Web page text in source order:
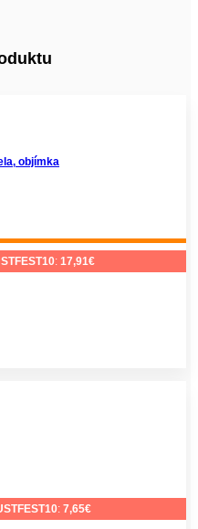
objímka
: 17,91€
: 7,65€